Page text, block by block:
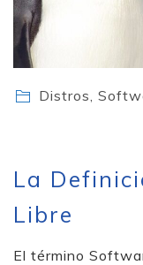
Distros,
La
Libre
El término